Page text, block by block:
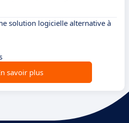
solution logicielle alternative à
savoir plus